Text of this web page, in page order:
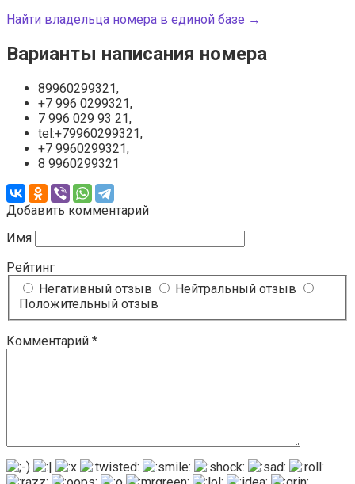
Найти владельца номера в единой базе →
Варианты написания номера
89960299321,
+7 996 0299321,
7 996 029 93 21,
tel:+79960299321,
+7 9960299321,
8 9960299321
Добавить комментарий
Имя
Рейтинг
Негативный отзыв
Нейтральный отзыв
Положительный отзыв
Комментарий *